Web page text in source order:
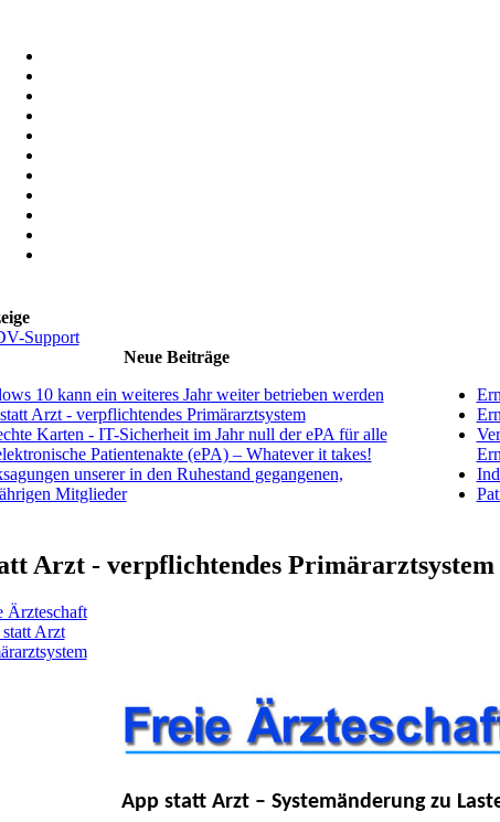
Neue Beiträge
10 kann ein weiteres Jahr weiter betrieben werden
Arzt - verpflichtendes Primärarztsystem
Karten - IT-Sicherheit im Jahr null der ePA für alle
Patientenakte (ePA) – Whatever it takes!
unserer in den Ruhestand gegangenen,
Mitglieder
Arzt - verpflichtendes Primärarztsystem
Ärzteschaft
Arzt
App statt Arzt – Systemänderung zu